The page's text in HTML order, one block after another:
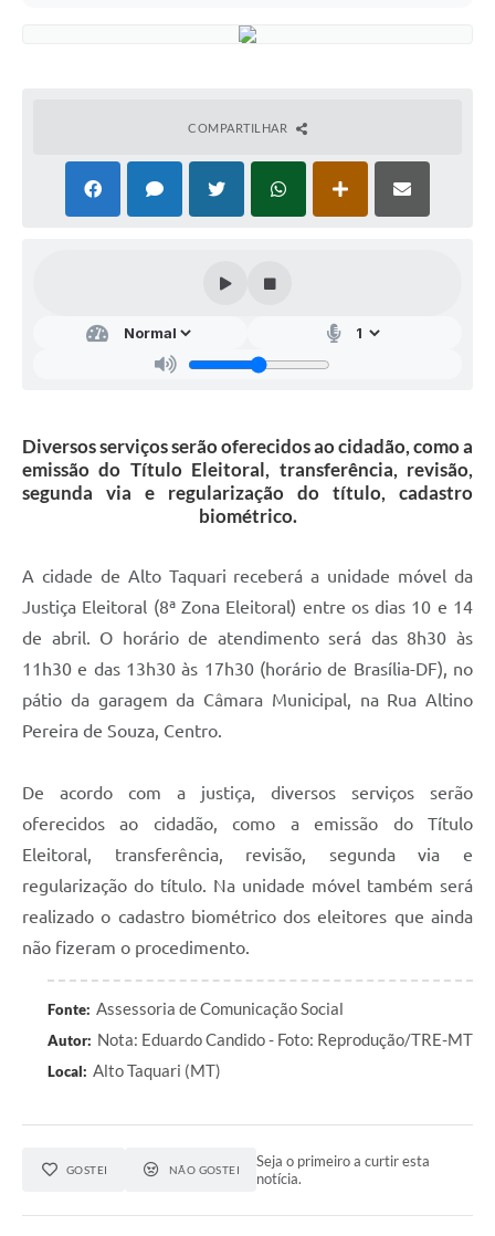
COMPARTILHAR
Diversos serviços serão oferecidos ao cidadão, como a
emissão do Título Eleitoral, transferência, revisão,
segunda via e regularização do título, cadastro
biométrico.
A cidade de Alto Taquari receberá a unidade móvel da
Justiça Eleitoral (8ª Zona Eleitoral) entre os dias 10 e 14
de abril. O horário de atendimento será das 8h30 às
11h30 e das 13h30 às 17h30 (horário de Brasília-DF), no
pátio da garagem da Câmara Municipal, na Rua Altino
Pereira de Souza, Centro.
De acordo com a justiça, diversos serviços serão
oferecidos ao cidadão, como a emissão do Título
Eleitoral, transferência, revisão, segunda via e
regularização do título. Na unidade móvel também será
realizado o cadastro biométrico dos eleitores que ainda
não fizeram o procedimento.
Fonte: Assessoria de Comunicação Social
Autor: Nota: Eduardo Candido - Foto: Reprodução/TRE-MT
Local: Alto Taquari (MT)
GOSTEI NÃO GOSTEI
Seja o primeiro a curtir esta
notícia.